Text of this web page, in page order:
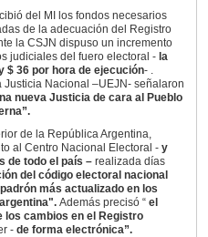
del MI los fondos necesarios
de la adecuación del Registro
la CSJN dispuso un incremento
judiciales del fuero electoral - la
$ 36 por hora de ejecución- .
Nacional –UEJN- señalaron
nueva Justicia de cara al Pueblo
de la República Argentina,
al Centro Nacional Electoral - y
de todo el país – realizada días
del código electoral nacional
más actualizado en los
Además precisó “ el
los cambios en el Registro
- de forma electrónica”.